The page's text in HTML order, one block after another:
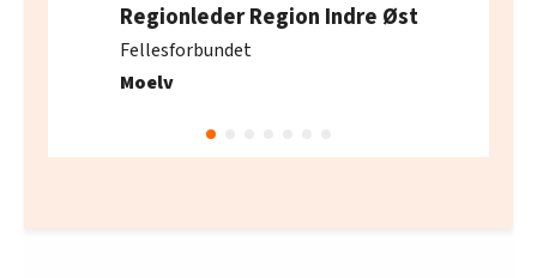
Regionleder Region Indre Øst
Fellesforbundet
Moelv